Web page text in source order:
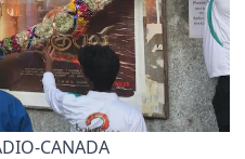
CANADA